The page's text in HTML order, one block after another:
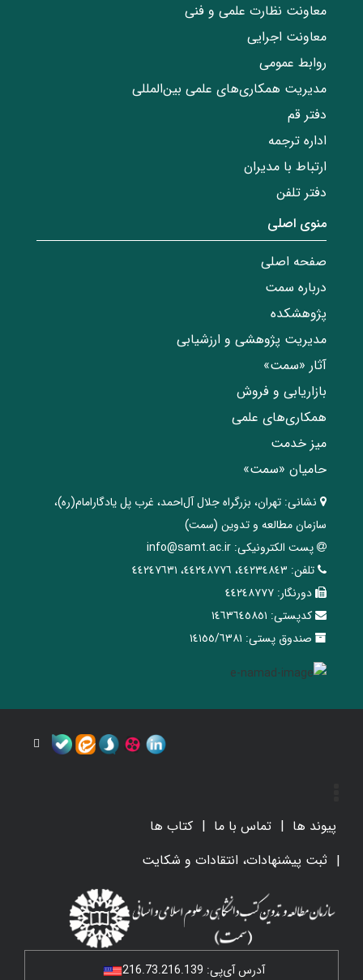
معاونت نظارت علمی و فنی
معاونت اجرایی
روابط عمومی
مدیریت همکاری‌های علمی بین‌المللی
دفتر قم
اداره ترجمه
ارتباط با مدیران
دفتر تلفن
منوی اصلی
صفحه اصلی
درباره سمت
پژوهشکده
مدیریت پژوهشی و ارزشیابی
آثار «سمت»
بازاریابی و فروش
همکاری‌های علمی
میز خدمت
حامیان «سمت»
نشانی: تهران، ‌بزرگراه ‌جلال آل‌احمد، غرب پل يادگار‌امام(ره)‌،
سازمان مطالعه و تدوین‌ (سمت)
پست الکترونیکی: info@samt.ac.ir
تلفن: ٤٤٢٣٤٨٤٣، ٤٤٢٤٨٧٧٦، ٤٤٢٤٧٦٣١
دورنگار: ٤٤٢٤٨٧٧٧
کدپستی: ١٤٦٣٦٤٥٨٥١
صندوق پستی: ١٤١٥٥/٦٣٨١
پیوند ها تماس با ما
کتاب ها
ثبت پیشنهادات، انتقادات و شکایت
آدرس آی‌پی: 216.73.216.139